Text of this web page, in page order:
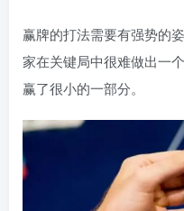
赢牌的打法需要有强势的
家在关键局中很难做出一
赢了很小的一部分。